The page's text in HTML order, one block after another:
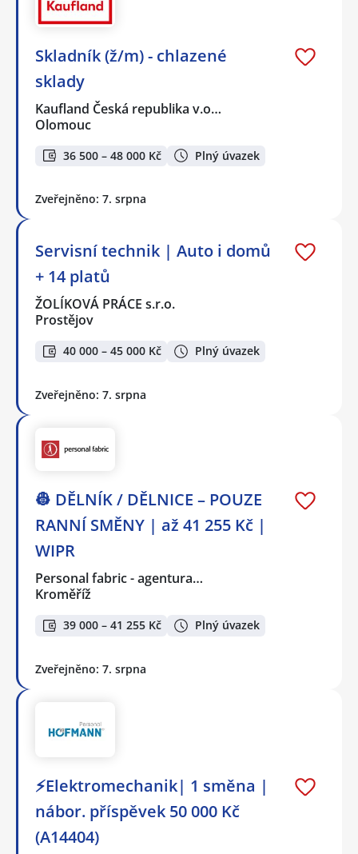
Skladník (ž/m) - chlazené
sklady
Kaufland Česká republika v.o…
Olomouc
36 500 – 48 000 Kč Plný úvazek
Zveřejněno: 7. srpna
Servisní technik | Auto i domů
+ 14 platů
ŽOLÍKOVÁ PRÁCE s.r.o.
Prostějov
40 000 – 45 000 Kč Plný úvazek
Zveřejněno: 7. srpna
👷 DĚLNÍK / DĚLNICE – POUZE
RANNÍ SMĚNY | až 41 255 Kč |
WIPR
Personal fabric - agentura…
Kroměříž
39 000 – 41 255 Kč Plný úvazek
Zveřejněno: 7. srpna
⚡Elektromechanik| 1 směna |
nábor. příspěvek 50 000 Kč
(A14404)